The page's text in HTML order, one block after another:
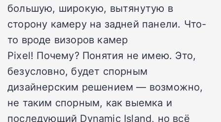
большую, широкую, вытянутую в
сторону камеру на задней панели. Что-
то вроде визоров камер
Pixel! Почему? Понятия не имею. Это,
безусловно, будет спорным
дизайнерским решением — возможно,
не таким спорным, как выемка и
последующий Dynamic Island, но всё